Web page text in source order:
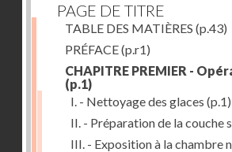
PAGE DE TITRE
TABLE DES MATIÈRES (p.43)
PRÉFACE(p.r1)
CHAPITRE PREMIER -
(p.1)
I. - Nettoyage des glaces (p.1)
II. - Préparation de la couche
III. - Exposition à la chambre